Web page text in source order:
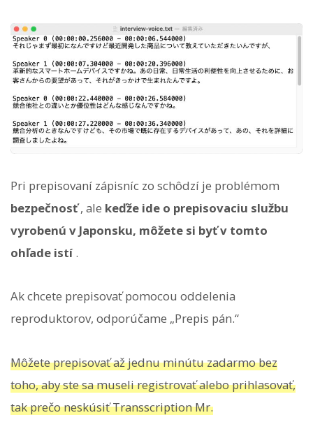
Pri prepisovaní zápisníc zo schôdzí je problémom
bezpečnosť, ale keďže ide o prepisovaciu službu
vyrobenú v Japonsku, môžete si byť v tomto
ohľade istí.
Ak chcete prepisovať pomocou oddelenia
reproduktorov, odporúčame „Prepis pán.“
Môžete prepisovať až jednu minútu zadarmo bez
toho, aby ste sa museli registrovať alebo prihlasovať,
tak prečo neskúsiť Transscription Mr.